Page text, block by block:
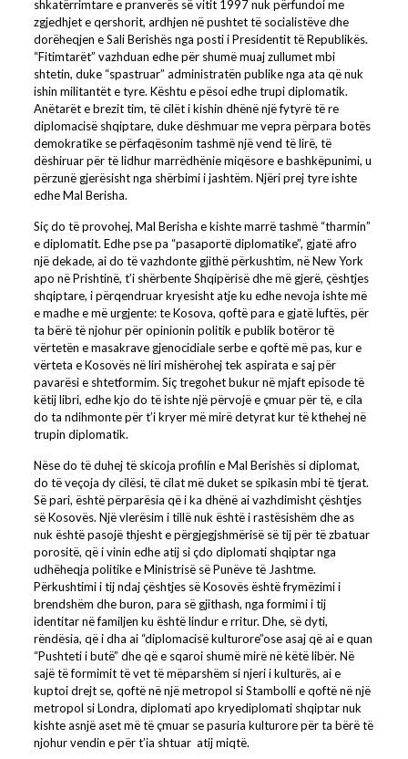
shkatërrimtare e pranverës së vitit 1997 nuk përfundoi me
zgjedhjet e qershorit, ardhjen në pushtet të socialistëve dhe
dorëheqjen e Sali Berishës nga posti i Presidentit të Republikës.
“Fitimtarët” vazhduan edhe për shumë muaj zullumet mbi
shtetin, duke “spastruar” administratën publike nga ata që nuk
ishin militantët e tyre. Kështu e pësoi edhe trupi diplomatik.
Anëtarët e brezit tim, të cilët i kishin dhënë një fytyrë të re
diplomacisë shqiptare, duke dëshmuar me vepra përpara botës
demokratike se përfaqësonim tashmë një vend të lirë, të
dëshiruar për të lidhur marrëdhënie miqësore e bashkëpunimi, u
përzunë gjerësisht nga shërbimi i jashtëm. Njëri prej tyre ishte
edhe Mal Berisha.
Siç do të provohej, Mal Berisha e kishte marrë tashmë “tharmin”
e diplomatit. Edhe pse pa “pasaportë diplomatike”, gjatë afro
një dekade, ai do të vazhdonte gjithë përkushtim, në New York
apo në Prishtinë, t’i shërbente Shqipërisë dhe më gjerë, çështjes
shqiptare, i përqendruar kryesisht atje ku edhe nevoja ishte më
e madhe e më urgjente: te Kosova, qoftë para e gjatë luftës, për
ta bërë të njohur për opinionin politik e publik botëror të
vërtetën e masakrave gjenocidiale serbe e qoftë më pas, kur e
vërteta e Kosovës në liri mishërohej tek aspirata e saj për
pavarësi e shtetformim. Siç tregohet bukur në mjaft episode të
këtij libri, edhe kjo do të ishte një përvojë e çmuar për të, e cila
do ta ndihmonte për t’i kryer më mirë detyrat kur të kthehej në
trupin diplomatik.
Nëse do të duhej të skicoja profilin e Mal Berishës si diplomat,
do të veçoja dy cilësi, të cilat më duket se spikasin mbi të tjerat.
Së pari, është përparësia që i ka dhënë ai vazhdimisht çështjes
së Kosovës. Një vlerësim i tillë nuk është i rastësishëm dhe as
nuk është pasojë thjesht e përgjegjshmërisë së tij për të zbatuar
porositë, që i vinin edhe atij si çdo diplomati shqiptar nga
udhëheqja politike e Ministrisë së Punëve të Jashtme.
Përkushtimi i tij ndaj çështjes së Kosovës është frymëzimi i
brendshëm dhe buron, para së gjithash, nga formimi i tij
identitar në familjen ku është lindur e rritur. Dhe, së dyti,
rëndësia, që i dha ai “diplomacisë kulturore”ose asaj që ai e quan
“Pushteti i butë” dhe që e sqaroi shumë mirë në këtë libër. Në
sajë të formimit të vet të mëparshëm si njeri i kulturës, ai e
kuptoi drejt se, qoftë në një metropol si Stambolli e qoftë në një
metropol si Londra, diplomati apo kryediplomati shqiptar nuk
kishte asnjë aset më të çmuar se pasuria kulturore për ta bërë të
njohur vendin e për t’ia shtuar atij miqtë.